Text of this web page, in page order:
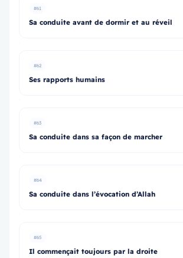
#61
Sa conduite avant de dormir et au réveil
#62
Ses rapports humains
#63
Sa conduite dans sa façon de marcher
#64
Sa conduite dans l’évocation d’Allah
#65
Il commençait toujours par la droite